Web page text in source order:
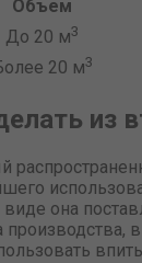
Объем
До 20 м3
20 м3
из
она
производства,